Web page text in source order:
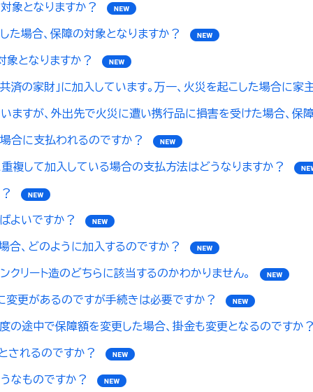
象となりますか？
た場合、保障の対象となりますか？
象となりますか？
済の家財」に加入しています。万一、火災を起こした場合に
ますが、外出先で火災に遭い携行品に損害を受けた場合、保
合に支払われるのですか？
複して加入している場合の支払方法はどうなりますか？
よいですか？
合、どのように加入するのですか？
リート造のどちらに該当するのかわかりません。
変更があるのですが手続きは必要ですか？
の途中で保障額を変更した場合、掛金も変更となるのですか
されるのですか？
なものですか？